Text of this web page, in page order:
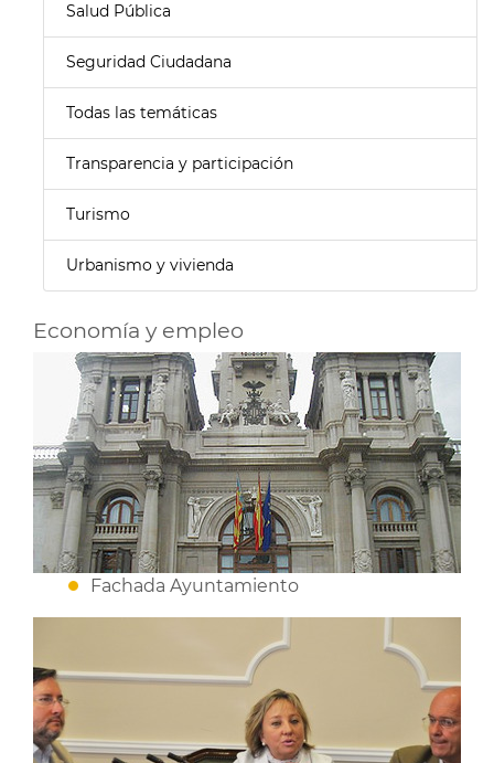
Salud Pública
Seguridad Ciudadana
Todas las temáticas
Transparencia y participación
Turismo
Urbanismo y vivienda
Economía y empleo
Fachada Ayuntamiento